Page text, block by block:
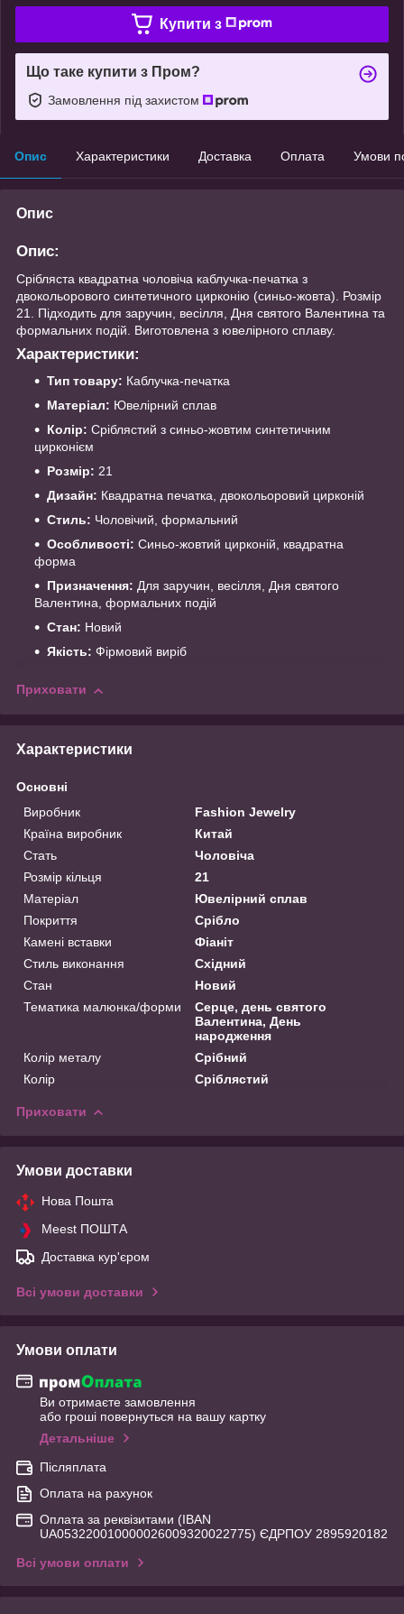
Купити з
Що таке купити з Пром?
Замовлення під захистом
Опис Характеристики Доставка Оплата Умови
Опис
Опис:
Срібляста квадратна чоловіча каблучка-печатка з
двокольорового синтетичного цирконію (синьо-жовта). Розмір
21. Підходить для заручин, весілля, Дня святого Валентина та
формальних подій. Виготовлена з ювелірного сплаву.
Характеристики:
Тип товару: Каблучка-печатка
Матеріал: Ювелірний сплав
Колір: Сріблястий з синьо-жовтим синтетичним
цирконієм
Розмір: 21
Дизайн: Квадратна печатка, двокольоровий цирконій
Стиль: Чоловічий, формальний
Особливості: Синьо-жовтий цирконій, квадратна
форма
Призначення: Для заручин, весілля, Дня святого
Валентина, формальних подій
Стан: Новий
Якість: Фірмовий виріб
Приховати
Характеристики
Основні
Виробник
Fashion Jewelry
Країна виробник
Китай
Стать
Чоловіча
Розмір кільця
21
Матеріал
Ювелірний сплав
Покриття
Срібло
Камені вставки
Фіаніт
Стиль виконання
Східний
Стан
Новий
Тематика малюнка/форми
Серце, день святого
Валентина, День
народження
Колір металу
Срібний
Колір
Сріблястий
Приховати
Умови доставки
Нова Пошта
Meest ПОШТА
Доставка кур'єром
Всі умови доставки
Умови оплати
Ви отримаєте замовлення
або гроші повернуться на вашу картку
Детальніше
Післяплата
Оплата на рахунок
Оплата за реквізитами (IBAN
UA053220010000026009320022775) ЄДРПОУ 2895920182
Всі умови оплати